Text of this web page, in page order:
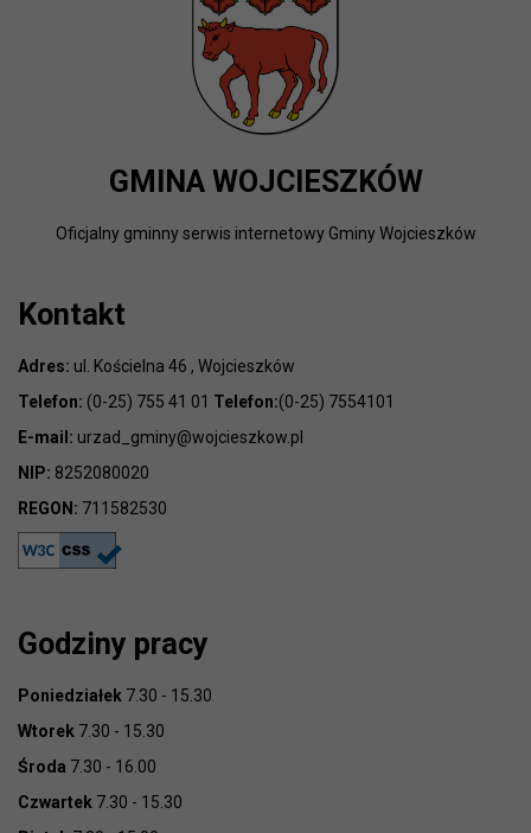
GMINA WOJCIESZKÓW
Oficjalny gminny serwis internetowy Gminy Wojcieszków
Kontakt
Adres: ul. Kościelna 46 , Wojcieszków
Telefon: (0-25) 755 41 01 Telefon:(0-25) 7554101
E-mail: urzad_gminy@wojcieszkow.pl
NIP: 8252080020
REGON: 711582530
Godziny pracy
Poniedziałek 7.30 - 15.30
Wtorek 7.30 - 15.30
Środa 7.30 - 16.00
Czwartek 7.30 - 15.30